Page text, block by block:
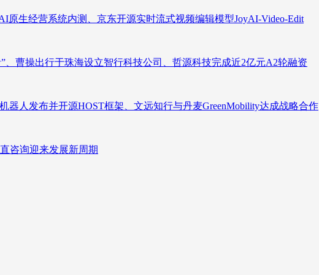
生经营系统内测、京东开源实时流式视频编辑模型JoyAI-Video-Edit
曹操出行于珠海设立智行科技公司、哲源科技完成近2亿元A2轮融资
器人发布并开源HOST框架、文远知行与丹麦GreenMobility达成战略合作
咨询迎来发展新周期